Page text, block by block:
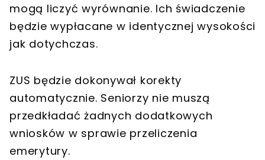
mogą liczyć wyrównanie. Ich świadczenie
będzie wypłacane w identycznej wysokości
jak dotychczas.
ZUS będzie dokonywał korekty
automatycznie. Seniorzy nie muszą
przedkładać żadnych dodatkowych
wniosków w sprawie przeliczenia
emerytury.